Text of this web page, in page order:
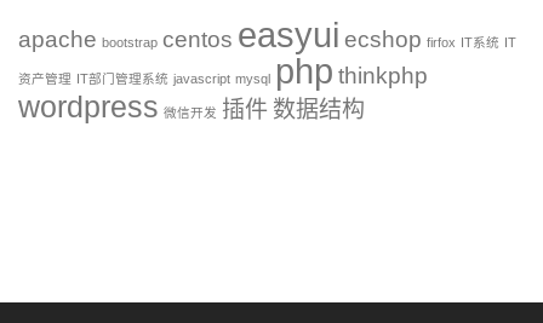
apache bootstrap centos easyui ecshop firfox IT系统 IT
资产管理 IT部门管理系统 javascript mysql php thinkphp
wordpress 微信开发 插件 数据结构